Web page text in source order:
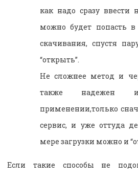
как надо сразу ввести
можно будет попасть
скачивания, спустя
“открыть”.
Не сложнее метод и
также надежен
применении,только
сервис, и уже оттуда
мере загрузки можно и
Если такие способы не